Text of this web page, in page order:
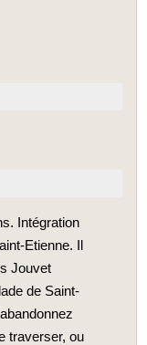
Intégration
Etienne. Il
Jouvet
de Saint-
traverser, ou